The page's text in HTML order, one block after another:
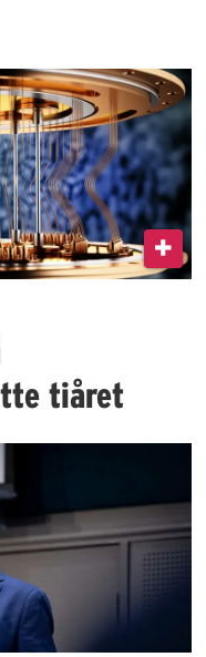
tiåret